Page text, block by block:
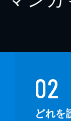
02
どれを